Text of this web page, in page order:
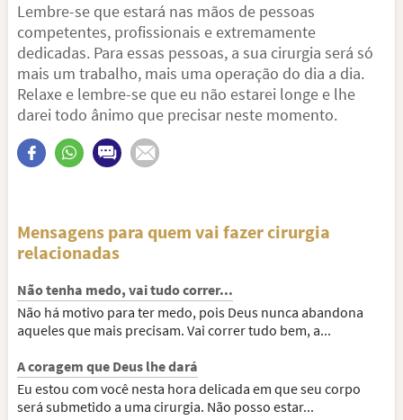
Lembre-se que estará nas mãos de pessoas
competentes, profissionais e extremamente
dedicadas. Para essas pessoas, a sua cirurgia será só
mais um trabalho, mais uma operação do dia a dia.
Relaxe e lembre-se que eu não estarei longe e lhe
darei todo ânimo que precisar neste momento.
Mensagens para quem vai fazer cirurgia
relacionadas
Não tenha medo, vai tudo correr...
Não há motivo para ter medo, pois Deus nunca abandona
aqueles que mais precisam. Vai correr tudo bem, a...
A coragem que Deus lhe dará
Eu estou com você nesta hora delicada em que seu corpo
será submetido a uma cirurgia. Não posso estar...